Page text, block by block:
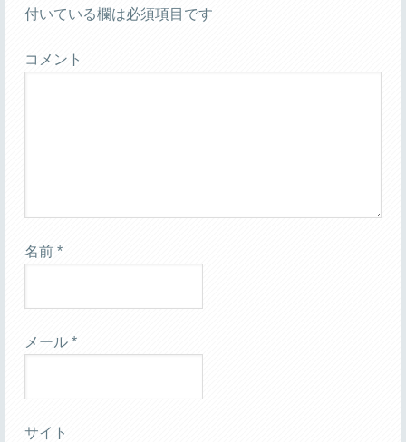
付いている欄は必須項目です
コメント
名前 *
メール *
サイト